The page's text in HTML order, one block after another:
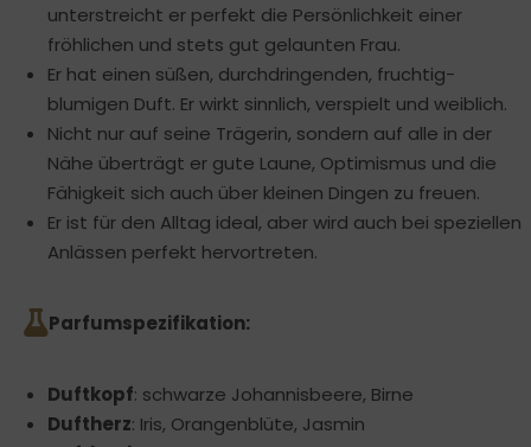
unterstreicht er perfekt die Persönlichkeit einer
fröhlichen und stets gut gelaunten Frau.
Er hat einen süßen, durchdringenden, fruchtig-
blumigen Duft. Er wirkt sinnlich, verspielt und weiblich.
Nicht nur auf seine Trägerin, sondern auf alle in der
Nähe überträgt er gute Laune, Optimismus und die
Fähigkeit sich auch über kleinen Dingen zu freuen.
Er ist für den Alltag ideal, aber wird auch bei speziellen
Anlässen perfekt hervortreten.
Parfumspezifikation:
Duftkopf: schwarze Johannisbeere, Birne
Duftherz: Iris, Orangenblüte, Jasmin